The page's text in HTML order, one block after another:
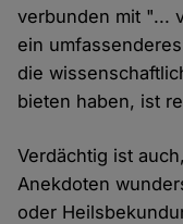
verbunden mit "...
ein
die
bieten haben, ist
Verdächtig ist
Anekdoten
oder